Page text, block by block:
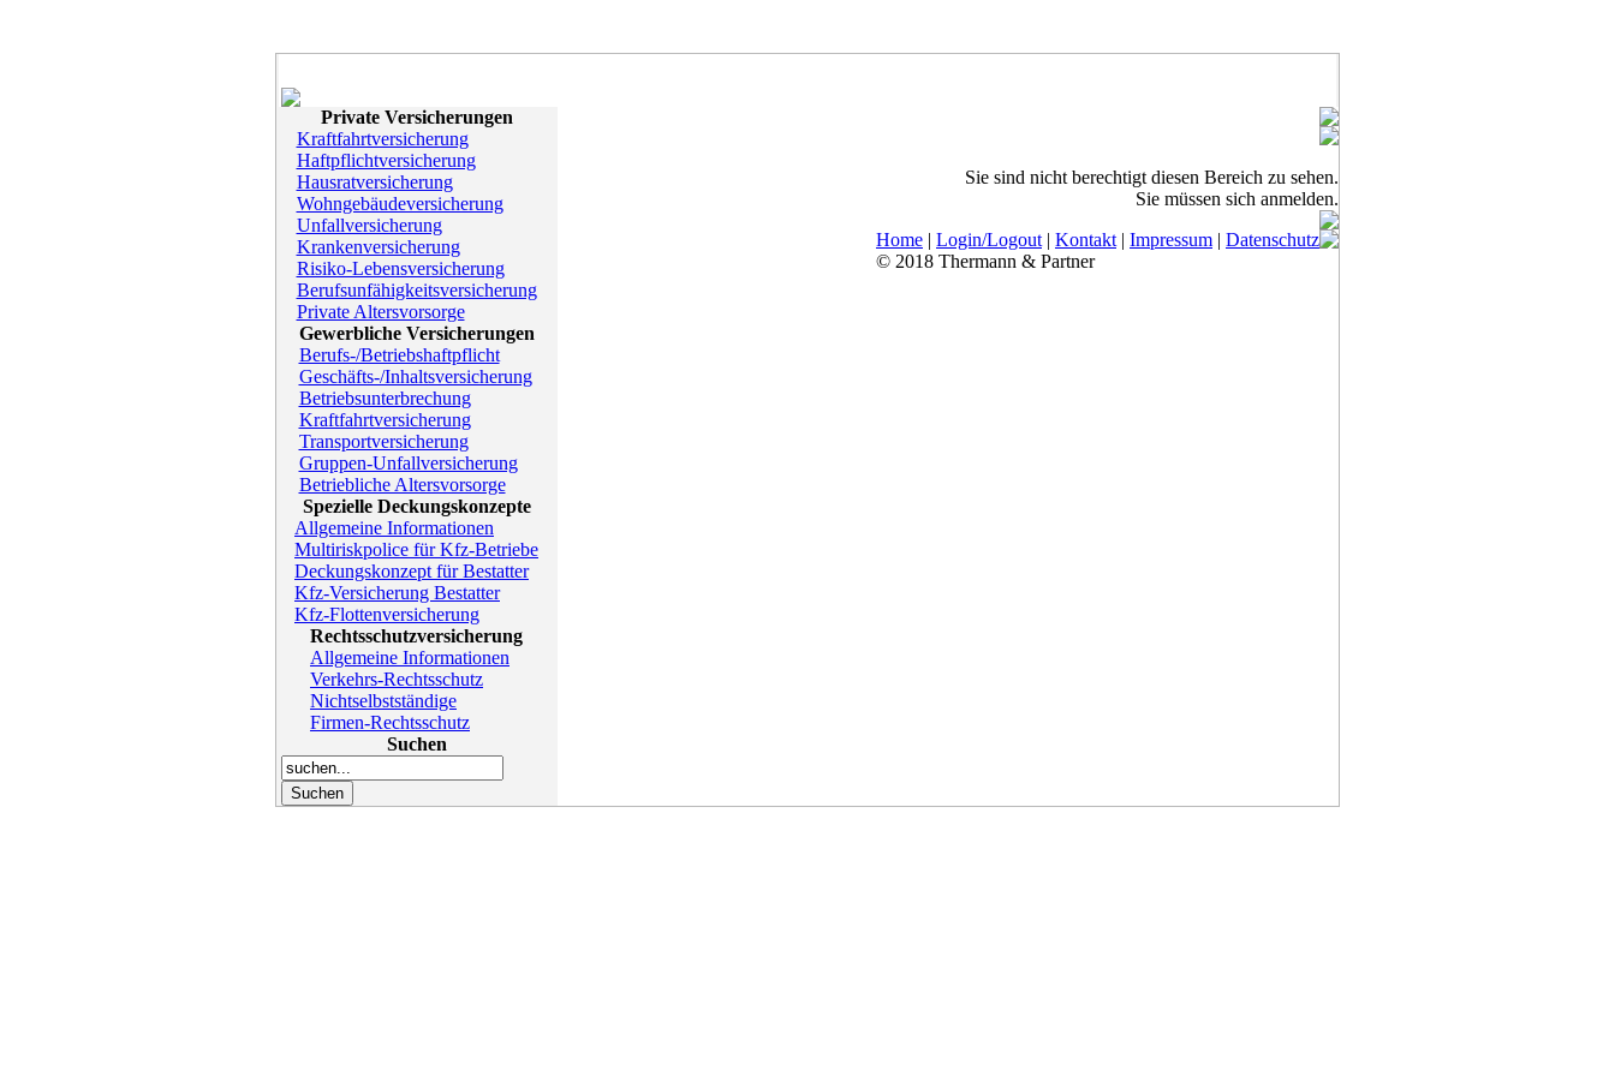
Private Versicherungen
Kraftfahrtversicherung
Haftpflichtversicherung
Hausratversicherung
Wohngebäudeversicherung
Unfallversicherung
Krankenversicherung
Risiko-Lebensversicherung
Berufsunfähigkeitsversicherung
Private Altersvorsorge
Gewerbliche Versicherungen
Berufs-/Betriebshaftpflicht
Geschäfts-/Inhaltsversicherung
Betriebsunterbrechung
Kraftfahrtversicherung
Transportversicherung
Gruppen-Unfallversicherung
Betriebliche Altersvorsorge
Spezielle Deckungskonzepte
Allgemeine Informationen
Multiriskpolice für Kfz-Betriebe
Deckungskonzept für Bestatter
Kfz-Versicherung Bestatter
Kfz-Flottenversicherung
Rechtsschutzversicherung
Allgemeine Informationen
Verkehrs-Rechtsschutz
Nichtselbstständige
Firmen-Rechtsschutz
Suchen
Sie sind nicht berechtigt diesen Bereich zu sehen.
Sie müssen sich anmelden.
Home | Login/Logout | Kontakt | Impressum | Datenschutz
© 2018 Thermann & Partner